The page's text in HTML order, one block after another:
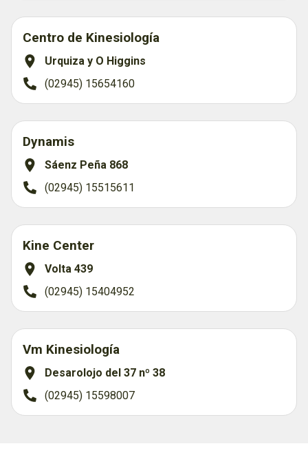
Centro de Kinesiología
Urquiza y O Higgins
(02945) 15654160
Dynamis
Sáenz Peña 868
(02945) 15515611
Kine Center
Volta 439
(02945) 15404952
Vm Kinesiología
Desarolojo del 37 nº 38
(02945) 15598007